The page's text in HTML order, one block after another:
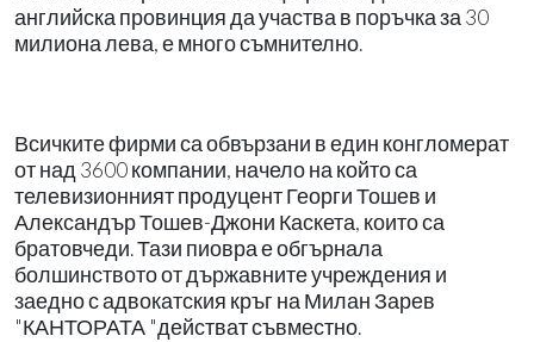
английска провинция да участва в поръчка за 30
милиона лева, е много съмнително.
Всичките фирми са обвързани в един конгломерат
от над 3600 компании, начело на който са
телевизионният продуцент Георги Тошев и
Александър Тошев-Джони Каскета, които са
братовчеди. Тази пиовра е обгърнала
болшинството от държавните учреждения и
заедно с адвокатския кръг на Милан Зарев
"КАНТОРАТА "действат съвместно.